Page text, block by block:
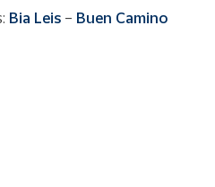
Bia Leis – Buen Camino